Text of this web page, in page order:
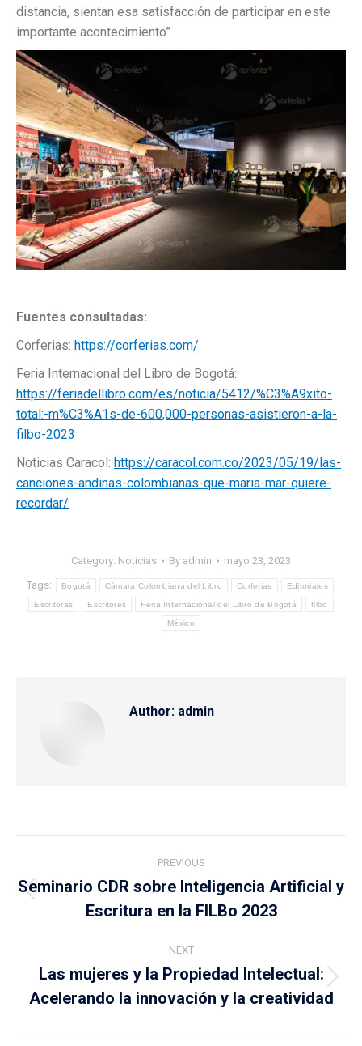
distancia, sientan esa satisfacción de participar en este
importante acontecimiento”
Fuentes consultadas:
Corferias: https://corferias.com/
Feria Internacional del Libro de Bogotá:
https://feriadellibro.com/es/noticia/5412/%C3%A9xito-
total:-m%C3%A1s-de-600,000-personas-asistieron-a-la-
filbo-2023
Noticias Caracol: https://caracol.com.co/2023/05/19/las-
canciones-andinas-colombianas-que-maria-mar-quiere-
recordar/
Category: Noticias By admin mayo 23, 2023
Tags: Bogotá Cámara Colombiana del Libro Corferias Editoriales
Escritoras Escritores Feria Internacional del Libro de Bogotá filbo
México
Author: admin
navigation
PREVIOUS
Previous
post:
Seminario CDR sobre Inteligencia Artificial y
Escritura en la FILBo 2023
NEXT
Next
post:
Las mujeres y la Propiedad Intelectual:
Acelerando la innovación y la creatividad